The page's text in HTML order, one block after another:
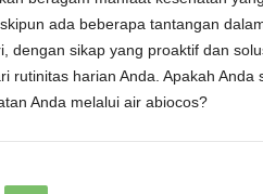
ada beberapa tantangan
dengan sikap yang proaktif dan
rutinitas harian Anda. Apakah
Anda melalui air abiocos?